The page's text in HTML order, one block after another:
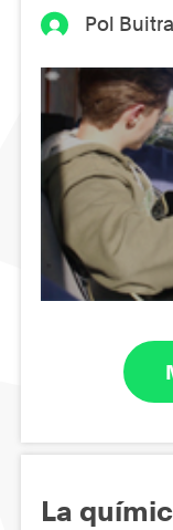
Pol
La